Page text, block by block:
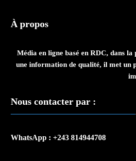
À propos
Média en ligne basé en RDC, dans
une information de qualité, il met un
Nous contacter par :
WhatsApp : +243 814944708